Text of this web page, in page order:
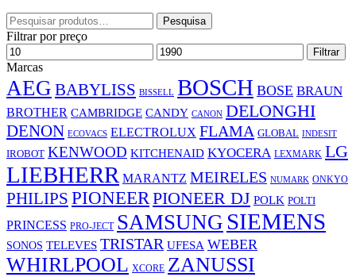
Pesquisar
por:
Pesquisa
Filtrar por preço
Preço
mínimo
Preço
máximo
Filtrar
Marcas
AEG BABYLISS BISSELL BOSCH BOSE BRAUN
BROTHER CAMBRIDGE CANDY CANON DELONGHI
DENON ECOVACS ELECTROLUX FLAMA GLOBAL INDESIT
IROBOT KENWOOD KITCHENAID KYOCERA LEXMARK LG
LIEBHERR MARANTZ MEIRELES NUMARK ONKYO
PHILIPS PIONEERPIONEER DJ POLK POLTI
PRINCESS PRO-JECT SAMSUNG SIEMENS
SONOS TELEVES TRISTAR UFESA WEBER
WHIRLPOOL XCORE ZANUSSI